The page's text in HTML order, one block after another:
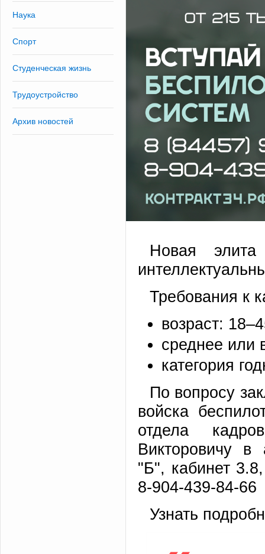
Наука
Спорт
Студенческая жизнь
Трудоустройство
Архив новостей
Новая
Требования к
возраст:
среднее или
категория
По вопросу
войска
отдела
Викторовичу в
"Б", кабинет
8-904-439-84-66
Узнать